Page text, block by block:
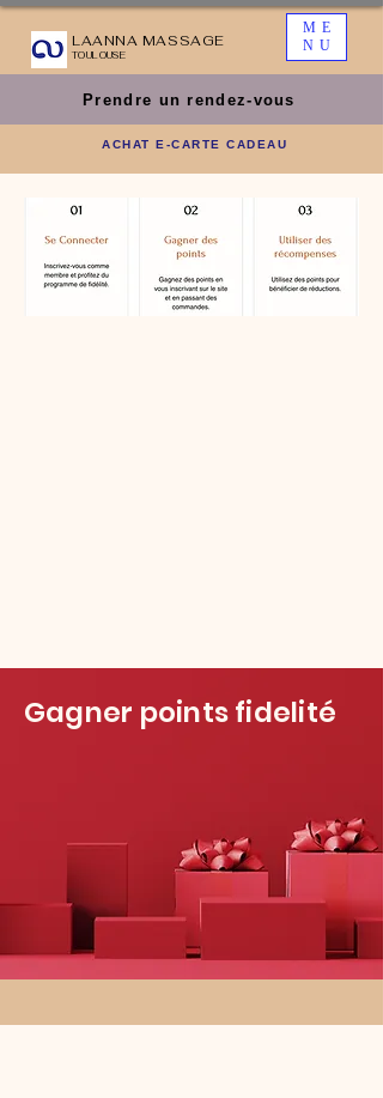
LAANNA MASSAGE
TOULOUSE
Prendre un rendez-vous
ACHAT E-CARTE CADEAU
ME
NU
Gagner points fidelité